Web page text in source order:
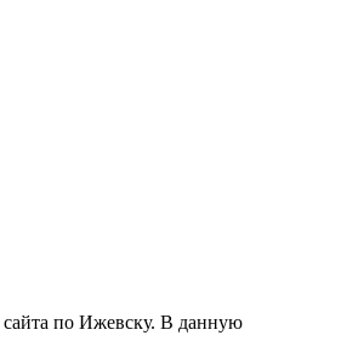
сайта по Ижевску. В данную